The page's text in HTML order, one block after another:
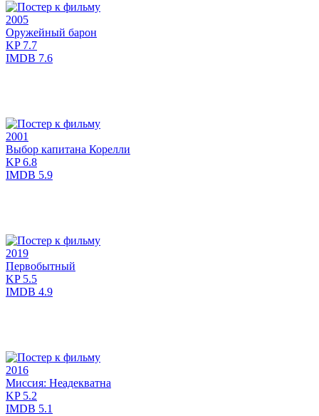
2005
Оружейный барон
KP7.7
IMDB 7.6
2001
Выбор капитана Корелли
KP6.8
IMDB 5.9
2019
Первобытный
KP5.5
IMDB 4.9
2016
Миссия: Неадекватна
KP5.2
IMDB 5.1